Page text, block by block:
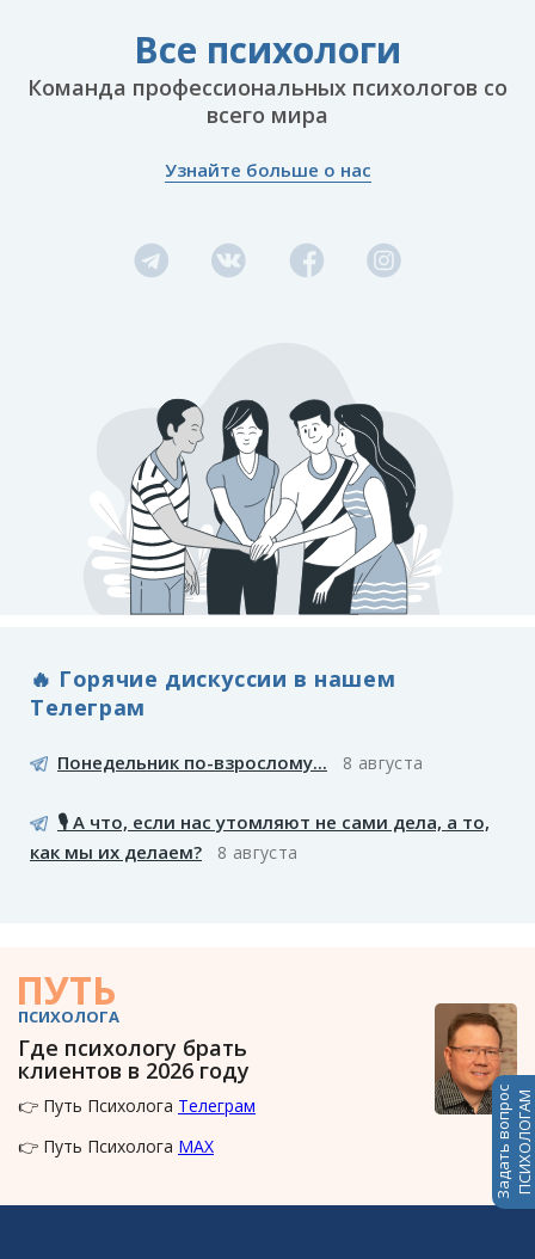
Все психологи
Команда профессиональных психологов со
всего мира
Узнайте больше о нас
🔥 Горячие дискуссии в нашем
Телеграм
Понедельник по-взрослому... 8 августа
🎙️ А что, если нас утомляют не сами дела, а то,
как мы их делаем?
8 августа
ПУТЬ
ПСИХОЛОГА
Где психологу брать
клиентов в 2026 году
👉 Путь Психолога Телеграм
👉 Путь Психолога MAX Задать вопросПСИХОЛОГАМ